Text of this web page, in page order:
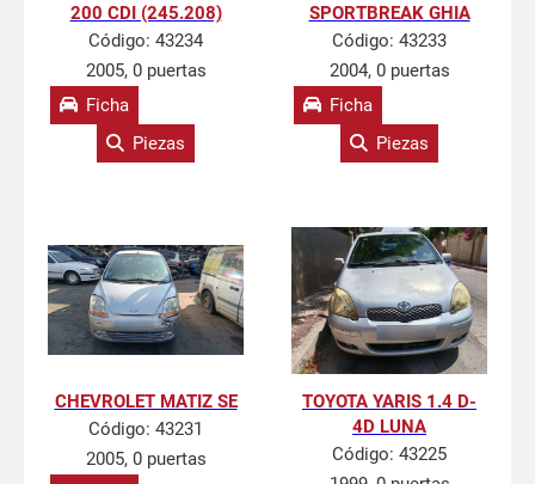
200 CDI (245.208)
Código: 43234
2005, 0 puertas
Ficha
Piezas
SPORTBREAK GHIA
Código: 43233
2004, 0 puertas
Ficha
Piezas
CHEVROLET MATIZ SE
Código: 43231
2005, 0 puertas
TOYOTA YARIS 1.4 D-
4D LUNA
Código: 43225